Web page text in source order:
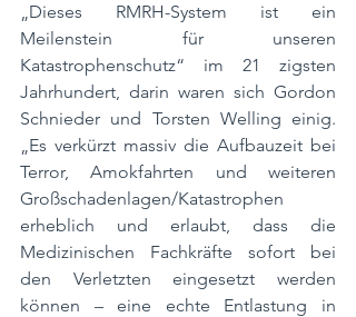
„Dieses RMRH-System ist ein
Meilenstein für unseren
Katastrophenschutz“ im 21 zigsten
Jahrhundert, darin waren sich Gordon
Schnieder und Torsten Welling einig.
„Es verkürzt massiv die Aufbauzeit bei
Terror, Amokfahrten und weiteren
Großschadenlagen/Katastrophen
erheblich und erlaubt, dass die
Medizinischen Fachkräfte sofort bei
den Verletzten eingesetzt werden
können – eine echte Entlastung in